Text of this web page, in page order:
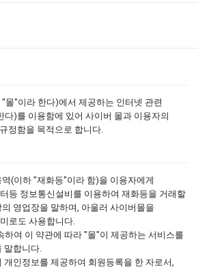
일에서 이전아이디로 로그인하시면됩니다
몰"이라 한다)에서 제공하는 인터넷 관련
다)를 이용함에 있어 사이버 몰과 이용자의
정함을 목적으로 합니다.
(이하 "재화등"이라 함)을 이용자에게
등 정보통신설비를 이용하여 재화등을 거래할
영업장을 말하며, 아울러 사이버몰을
로도 사용합니다.
하여 이 약관에 따라 "몰"이 제공하는 서비스를
말합니다.
인정보를 제공하여 회원등록을 한 자로서,